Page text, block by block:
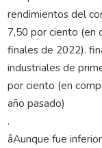
rendimientos del
7,50 por ciento (en
finales de 2022).
industriales de
por ciento (en
año pasado)
.
âAunque fue